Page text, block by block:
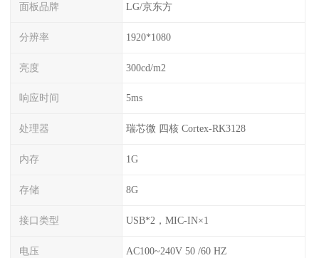
面板品牌 LG/京东方
分辨率 1920*1080
亮度 300cd/m2
响应时间 5ms
处理器 瑞芯微 四核 Cortex-RK3128
内存 1G
存储 8G
接口类型 USB*2，MIC-IN×1
电压 AC100~240V 50 /60 HZ